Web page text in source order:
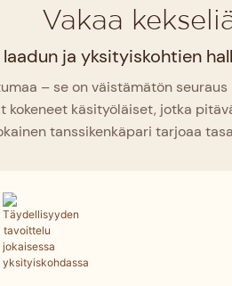
Vakaa
laadun ja yksityiskohtien
– se on väistämätön
käsityöläiset, jotka
tanssikenkäpari tarjoaa